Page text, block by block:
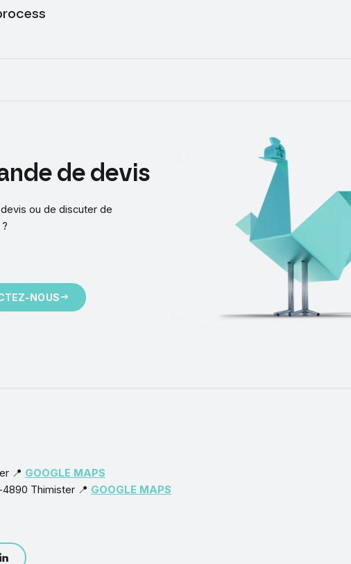
de devis
devis ou de discuter de
NOUS
📍 GOOGLE MAPS
Thimister 📍 GOOGLE MAPS